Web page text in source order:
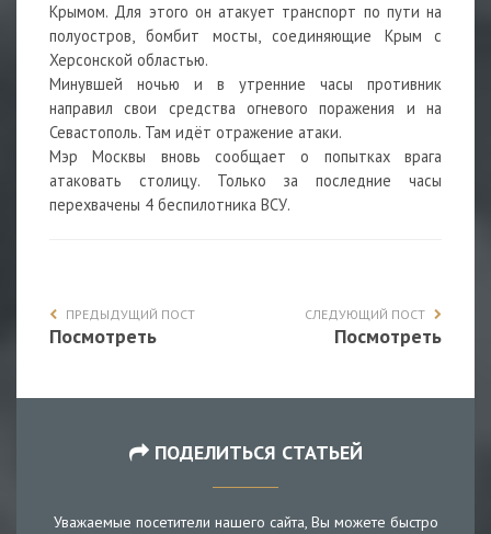
Крымом. Для этого он атакует транспорт по пути на
полуостров, бомбит мосты, соединяющие Крым с
Херсонской областью.
Минувшей ночью и в утренние часы противник
направил свои средства огневого поражения и на
Севастополь. Там идёт отражение атаки.
Мэр Москвы вновь сообщает о попытках врага
атаковать столицу. Только за последние часы
перехвачены 4 беспилотника ВСУ.
ПРЕДЫДУЩИЙ ПОСТ
Посмотреть
СЛЕДУЮЩИЙ ПОСТ
Посмотреть
ПОДЕЛИТЬСЯ СТАТЬЕЙ
Уважаемые посетители нашего сайта, Вы можете быстро